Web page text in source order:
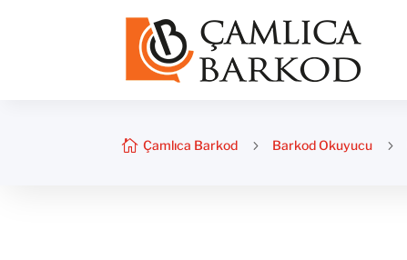
 Çamlıca Barkod 5 Barkod Okuyucu 5